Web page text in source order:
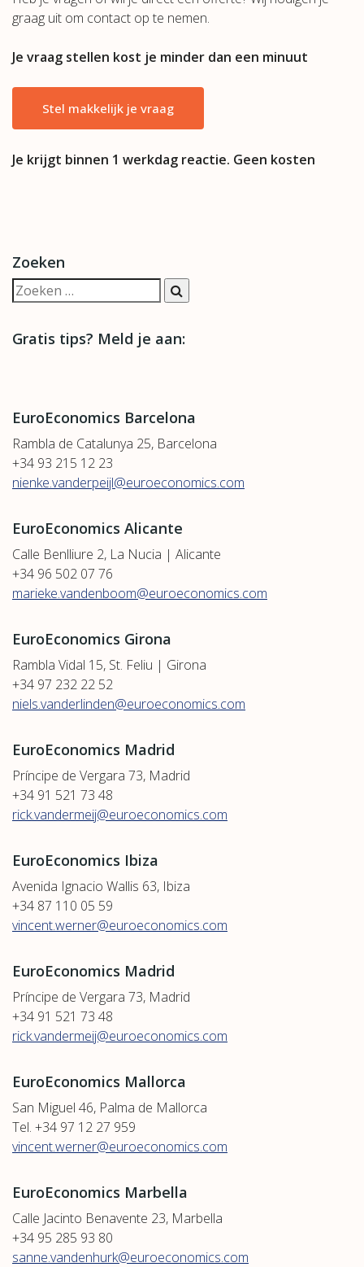
graag uit om contact op te nemen.
Je vraag stellen kost je minder dan een minuut
Stel makkelijk je vraag
Je krijgt binnen 1 werkdag reactie. Geen kosten
Zoeken
Gratis tips? Meld je aan:
EuroEconomics Barcelona
Rambla de Catalunya 25, Barcelona
+34 93 215 12 23
nienke.vanderpeijl@euroeconomics.com
EuroEconomics Alicante
Calle Benlliure 2, La Nucia | Alicante
+34 96 502 07 76
marieke.vandenboom@euroeconomics.com
EuroEconomics Girona
Rambla Vidal 15, St. Feliu | Girona
+34 97 232 22 52
niels.vanderlinden@euroeconomics.com
EuroEconomics Madrid
Príncipe de Vergara 73, Madrid
+34 91 521 73 48
rick.vandermeij@euroeconomics.com
EuroEconomics Ibiza
Avenida Ignacio Wallis 63, Ibiza
+34 87 110 05 59
vincent.werner@euroeconomics.com
EuroEconomics Madrid
Príncipe de Vergara 73, Madrid
+34 91 521 73 48
rick.vandermeij@euroeconomics.com
EuroEconomics Mallorca
San Miguel 46, Palma de Mallorca
Tel. +34 97 12 27 959
vincent.werner@euroeconomics.com
EuroEconomics Marbella
Calle Jacinto Benavente 23, Marbella
+34 95 285 93 80
sanne.vandenhurk@euroeconomics.com